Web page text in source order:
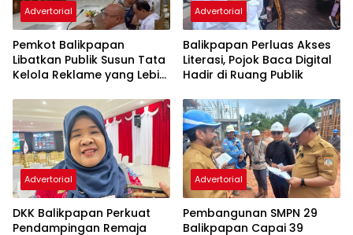
Advertorial
Pemkot Balikpapan
Libatkan Publik Susun Tata
Kelola Reklame yang Lebih
Advertorial
Balikpapan Perluas Akses
Literasi, Pojok Baca Digital
Hadir di Ruang Publik
Advertorial
DKK Balikpapan Perkuat
Pendampingan Remaja
Advertorial
Pembangunan SMPN 29
Balikpapan Capai 39